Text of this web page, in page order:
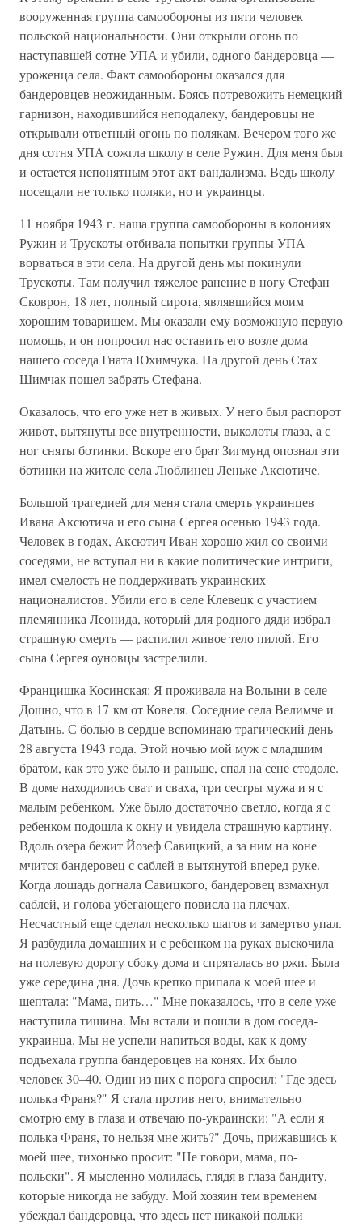
вооруженная группа самообороны из пяти человек
польской национальности. Они открыли огонь по
наступавшей сотне УПА и убили, одного бандеровца —
уроженца села. Факт самообороны оказался для
бандеровцев неожиданным. Боясь потревожить немецкий
гарнизон, находившийся неподалеку, бандеровцы не
открывали ответный огонь по полякам. Вечером того же
дня сотня УПА сожгла школу в селе Ружин. Для меня был
и остается непонятным этот акт вандализма. Ведь школу
посещали не только поляки, но и украинцы.
11 ноября 1943 г. наша группа самообороны в колониях
Ружин и Трускоты отбивала попытки группы УПА
ворваться в эти села. На другой день мы покинули
Трускоты. Там получил тяжелое ранение в ногу Стефан
Сковрон, 18 лет, полный сирота, являвшийся моим
хорошим товарищем. Мы оказали ему возможную первую
помощь, и он попросил нас оставить его возле дома
нашего соседа Гната Юхимчука. На другой день Стах
Шимчак пошел забрать Стефана.
Оказалось, что его уже нет в живых. У него был распорот
живот, вытянуты все внутренности, выколоты глаза, а с
ног сняты ботинки. Вскоре его брат Зигмунд опознал эти
ботинки на жителе села Люблинец Леньке Аксютиче.
Большой трагедией для меня стала смерть украинцев
Ивана Аксютича и его сына Сергея осенью 1943 года.
Человек в годах, Аксютич Иван хорошо жил со своими
соседями, не вступал ни в какие политические интриги,
имел смелость не поддерживать украинских
националистов. Убили его в селе Клевецк с участием
племянника Леонида, который для родного дяди избрал
страшную смерть — распилил живое тело пилой. Его
сына Сергея оуновцы застрелили.
Францишка Косинская: Я проживала на Волыни в селе
Дошно, что в 17 км от Ковеля. Соседние села Велимче и
Датынь. С болью в сердце вспоминаю трагический день
28 августа 1943 года. Этой ночью мой муж с младшим
братом, как это уже было и раньше, спал на сене стодоле.
В доме находились сват и сваха, три сестры мужа и я с
малым ребенком. Уже было достаточно светло, когда я с
ребенком подошла к окну и увидела страшную картину.
Вдоль озера бежит Йозеф Савицкий, а за ним на коне
мчится бандеровец с саблей в вытянутой вперед руке.
Когда лошадь догнала Савицкого, бандеровец взмахнул
саблей, и голова убегающего повисла на плечах.
Несчастный еще сделал несколько шагов и замертво упал.
Я разбудила домашних и с ребенком на руках выскочила
на полевую дорогу сбоку дома и спряталась во ржи. Была
уже середина дня. Дочь крепко припала к моей шее и
шептала: "Мама, пить…" Мне показалось, что в селе уже
наступила тишина. Мы встали и пошли в дом соседа-
украинца. Мы не успели напиться воды, как к дому
подъехала группа бандеровцев на конях. Их было
человек 30–40. Один из них с порога спросил: "Где здесь
полька Франя?" Я стала против него, внимательно
смотрю ему в глаза и отвечаю по-украински: "А если я
полька Франя, то нельзя мне жить?" Дочь, прижавшись к
моей шее, тихонько просит: "Не говори, мама, по-
польски". Я мысленно молилась, глядя в глаза бандиту,
которые никогда не забуду. Мой хозяин тем временем
убеждал бандеровца, что здесь нет никакой польки